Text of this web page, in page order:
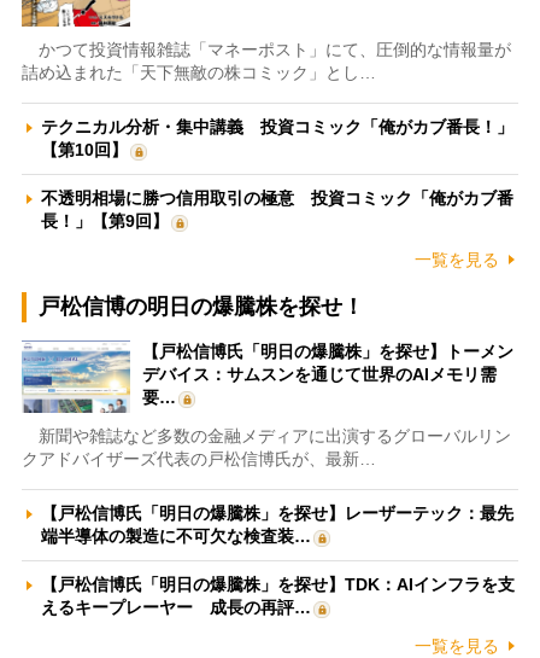
かつて投資情報雑誌「マネーポスト」にて、圧倒的な情報量が
詰め込まれた「天下無敵の株コミック」とし…
テクニカル分析・集中講義 投資コミック「俺がカブ番長！」
【第10回】
不透明相場に勝つ信用取引の極意 投資コミック「俺がカブ番
長！」【第9回】
一覧を見る
戸松信博の明日の爆騰株を探せ！
【戸松信博氏「明日の爆騰株」を探せ】トーメン
デバイス：サムスンを通じて世界のAIメモリ需
要…
新聞や雑誌など多数の金融メディアに出演するグローバルリン
クアドバイザーズ代表の戸松信博氏が、最新…
【戸松信博氏「明日の爆騰株」を探せ】レーザーテック：最先
端半導体の製造に不可欠な検査装…
【戸松信博氏「明日の爆騰株」を探せ】TDK：AIインフラを支
えるキープレーヤー 成長の再評…
一覧を見る